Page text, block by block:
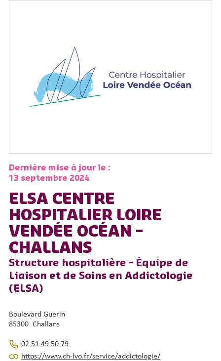
Dernière mise à jour le :
13 septembre 2024
ELSA CENTRE
HOSPITALIER LOIRE
VENDÉE OCÉAN –
CHALLANS
Structure hospitalière - Équipe de
Liaison et de Soins en Addictologie
(ELSA)
Boulevard Guerin
85300 Challans
02 51 49 50 79
https://www.ch-lvo.fr/service/addictologie/